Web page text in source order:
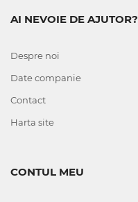
AI NEVOIE DE AJUTOR?
Despre noi
Date companie
Contact
Harta site
CONTUL MEU